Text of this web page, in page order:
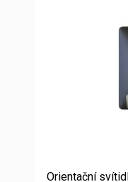
Orientační